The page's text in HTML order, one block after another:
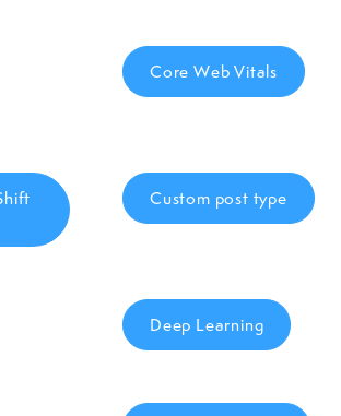
Core Web Vitals
Custom post type
Deep Learning